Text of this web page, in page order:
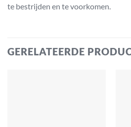
te bestrijden en te voorkomen.
GERELATEERDE